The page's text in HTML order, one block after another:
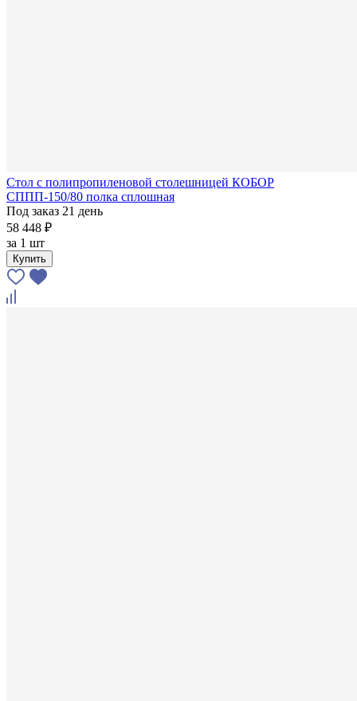
Стол с полипропиленовой столешницей КОБОР
СППП-150/80 полка сплошная
Под заказ 21 день
58 448 ₽
за 1 шт
Купить